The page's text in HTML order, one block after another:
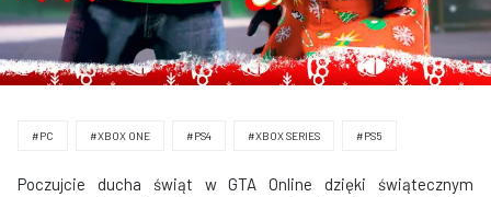
#PC #XBOX ONE #PS4 #XBOX SERIES #PS5
Poczujcie ducha świąt w GTA Online dzięki świątecznym